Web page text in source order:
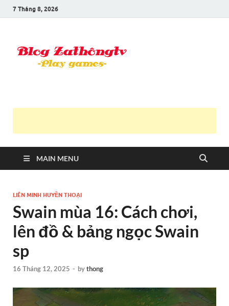
7 Tháng 8, 2026
MAIN MENU
LIÊN MINH HUYỀN THOẠI
Swain mùa 16: Cách chơi,
lên đồ & bảng ngọc Swain
sp
16 Tháng 12, 2025 - bythong